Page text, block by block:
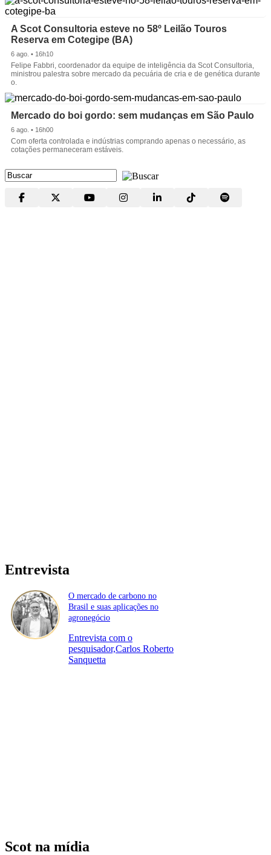
A Scot Consultoria esteve no 58º Leilão Touros
Reserva em Cotegipe (BA)
6 ago. • 16h10
Felipe Fabbri, coordenador da equipe de inteligência da Scot Consultoria,
ministrou palestra sobre mercado da pecuária de cria e de genética durante
o.
Mercado do boi gordo: sem mudanças em São Paulo
6 ago. • 16h00
Com oferta controlada e indústrias comprando apenas o necessário, as
cotações permaneceram estáveis.
Entrevista
O mercado de carbono no
Brasil e suas aplicações no
agronegócio
Entrevista com o
pesquisador,Carlos Roberto
Sanquetta
Scot na mídia